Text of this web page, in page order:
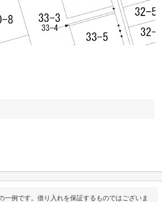
一例です。借り入れを保証するものではございま